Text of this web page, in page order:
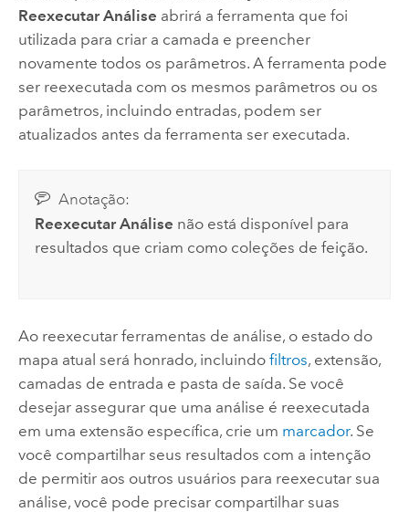
Reexecutar Análise abrirá a ferramenta que foi
utilizada para criar a camada e preencher
novamente todos os parâmetros. A ferramenta pode
ser reexecutada com os mesmos parâmetros ou os
parâmetros, incluindo entradas, podem ser
atualizados antes da ferramenta ser executada.
Anotação:
Reexecutar Análise não está disponível para
resultados que criam como coleções de feição.
Ao reexecutar ferramentas de análise, o estado do
mapa atual será honrado, incluindo filtros, extensão,
camadas de entrada e pasta de saída. Se você
desejar assegurar que uma análise é reexecutada
em uma extensão específica, crie um marcador. Se
você compartilhar seus resultados com a intenção
de permitir aos outros usuários para reexecutar sua
análise, você pode precisar compartilhar suas